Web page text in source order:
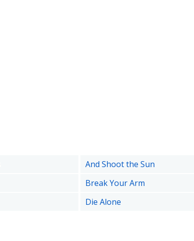
And Shoot the Sun
Break Your Arm
Die Alone